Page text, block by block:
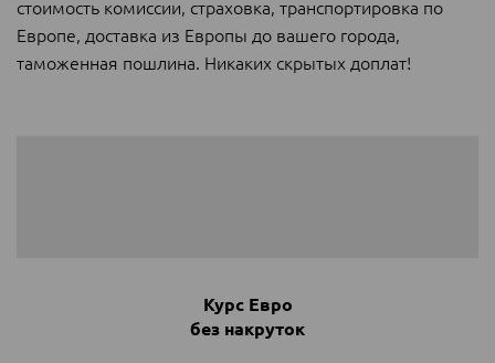
стоимость комиссии, страховка, транспортировка по
Европе, доставка из Европы до вашего города,
таможенная пошлина. Никаких скрытых доплат!
Курс Евро
без накруток